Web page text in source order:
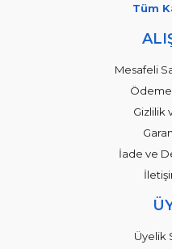
Tüm
Mesafeli
Ödeme
Gizlilik
İade ve
Üyelik